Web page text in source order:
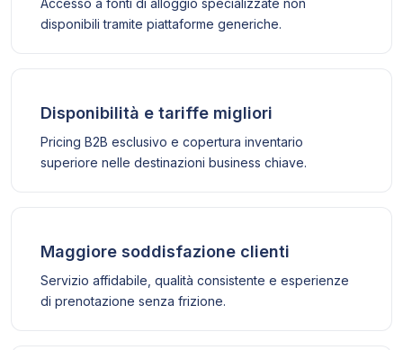
Accesso a fonti di alloggio specializzate non
disponibili tramite piattaforme generiche.
Disponibilità e tariffe migliori
Pricing B2B esclusivo e copertura inventario
superiore nelle destinazioni business chiave.
Maggiore soddisfazione clienti
Servizio affidabile, qualità consistente e esperienze
di prenotazione senza frizione.